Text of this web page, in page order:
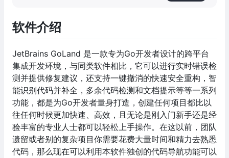
软件介绍
JetBrains GoLand 是一款专为Go开发者设计的跨平台
集成开发环境，与同类软件相比，它可以进行实时错误检
测并提供修复建议，还支持一键撤消的快速安全重构，智
能识别代码并补全，多余代码检测和文档提示等等一系列
功能，都是为Go开发者量身打造，创建任何项目都比以
往任何时候更加快速、高效，且无论是刚入门新手还是经
验丰富的专业人士都可以轻松上手操作。在这以前，团队
遗留或者别的复杂项目你需要花费大量时间和精力去熟悉
代码，那么现在可以利用本软件独创的代码导航功能可以